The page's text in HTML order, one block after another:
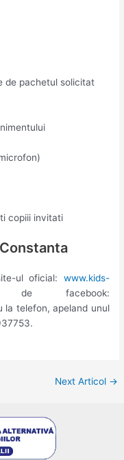
de pachetul solicitat
copiii invitati
ul oficial: www.kids-
facebook:
la telefon, apeland unul
Next Articol →